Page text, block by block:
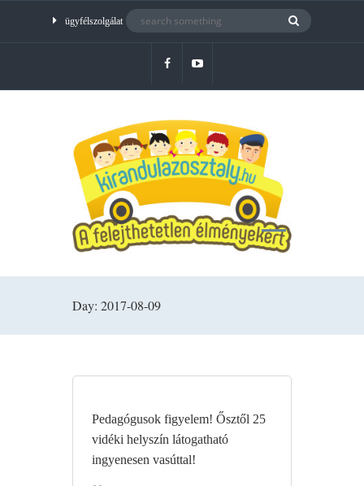
ügyfélszolgálat
Day: 2017-08-09
Pedagógusok figyelem! Ősztől 25
vidéki helyszín látogatható
ingyenesen vasúttal!